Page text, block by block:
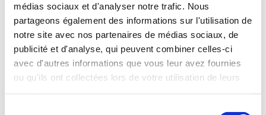
médias sociaux et d'analyser notre trafic. Nous
partageons également des informations sur l'utilisation de
notre site avec nos partenaires de médias sociaux, de
publicité et d'analyse, qui peuvent combiner celles-ci
avec d'autres informations que vous leur avez fournies
ou qu'ils ont collectées lors de votre utilisation de leurs
conseillons sur les options les plus adaptées à vos
besoins et à votre budget, pour un investissement
maîtrisé et durable.